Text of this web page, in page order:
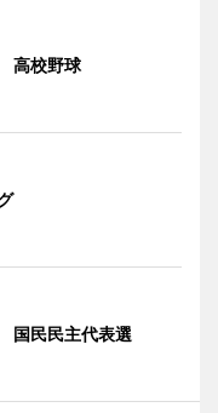
高校野球
国民民主代表選